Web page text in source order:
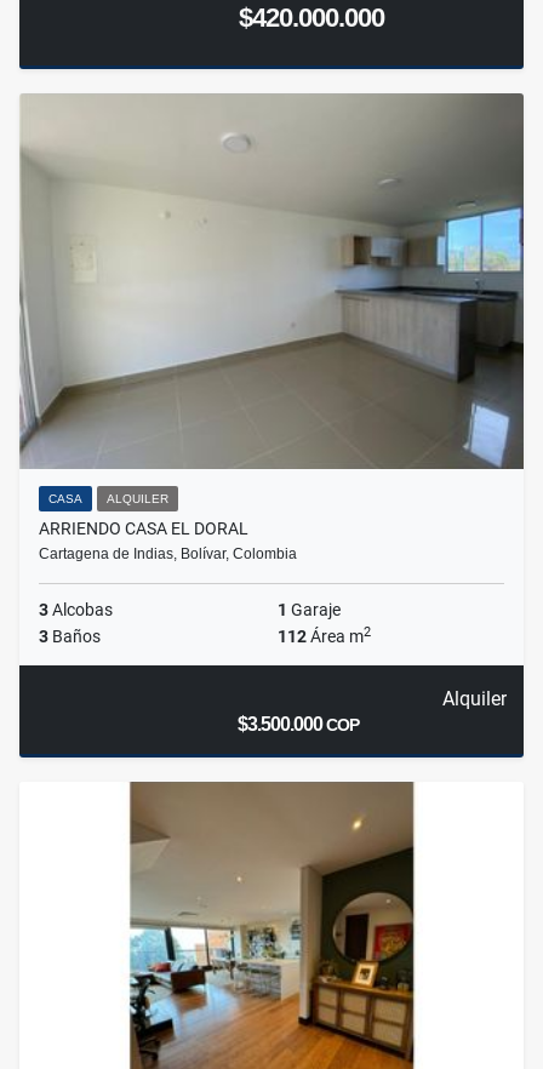
$420.000.000
CASA ALQUILER
ARRIENDO CASA EL DORAL
Cartagena de Indias, Bolívar, Colombia
3Alcobas 1 Garaje
3 Baños 112Área m2
Alquiler
$3.500.000COP